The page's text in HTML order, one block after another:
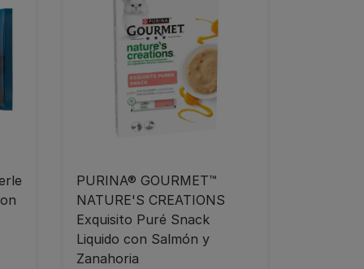
PURINA® GOURMET™
NATURE'S CREATIONS
Exquisito Puré Snack
Liquido con Salmón y
Zanahoria